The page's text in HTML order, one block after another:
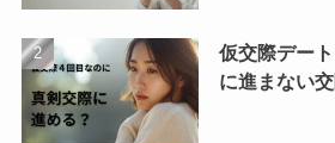
仮交際デー
に進まない